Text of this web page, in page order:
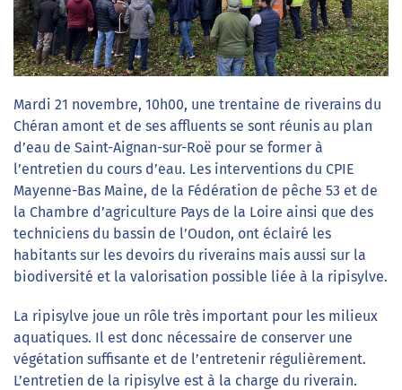
Mardi 21 novembre, 10h00, une trentaine de riverains du
Chéran amont et de ses affluents se sont réunis au plan
d’eau de Saint-Aignan-sur-Roë pour se former à
l’entretien du cours d’eau. Les interventions du CPIE
Mayenne-Bas Maine, de la Fédération de pêche 53 et de
la Chambre d’agriculture Pays de la Loire ainsi que des
techniciens du bassin de l’Oudon, ont éclairé les
habitants sur les devoirs du riverains mais aussi sur la
biodiversité et la valorisation possible liée à la ripisylve.
La ripisylve joue un rôle très important pour les milieux
aquatiques. Il est donc nécessaire de conserver une
végétation suffisante et de l’entretenir régulièrement.
L’entretien de la ripisylve est à la charge du riverain.